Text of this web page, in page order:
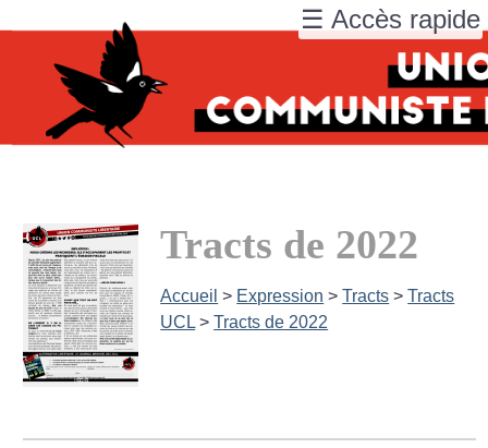
Tracts de 2022
Accueil > Expression >Tracts >Tracts
UCL >Tracts de 2022
☰ Accès rapide